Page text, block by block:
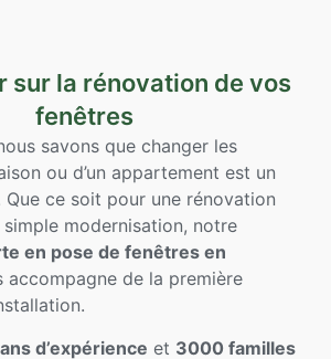
sur la rénovation de vos
fenêtres
savons que changer les
ou d’un appartement est un
ce soit pour une rénovation
modernisation, notre
en pose de fenêtres en
accompagne de la première
d’expérience et 3000 familles